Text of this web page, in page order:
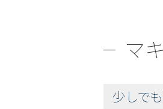
マ
少しで